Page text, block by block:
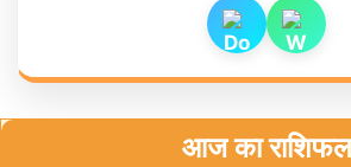
आज का राशिफल